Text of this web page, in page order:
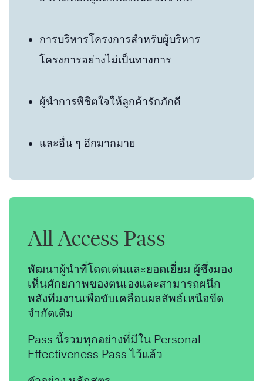
การบริหารโครงการสำหรับผู้บริหาร
โครงการอย่างไม่เป็นทางการ
ผู้นำการพิชิตใจให้ลูกค้ารักภักดี
และอื่น ๆ อีกมากมาย
All Access Pass
พัฒนาผู้นำที่โดดเด่นและยอดเยี่ยม ผู้ซึ่งมอง
เห็นศักยภาพของตนเองและสามารถผนึก
พลังทีมงานเพื่อขับเคลื่อนผลลัพธ์เหนือขีด
จำกัดเดิม
Pass นี้รวมทุกอย่างที่มีใน Personal
Effectiveness Pass ไว้แล้ว